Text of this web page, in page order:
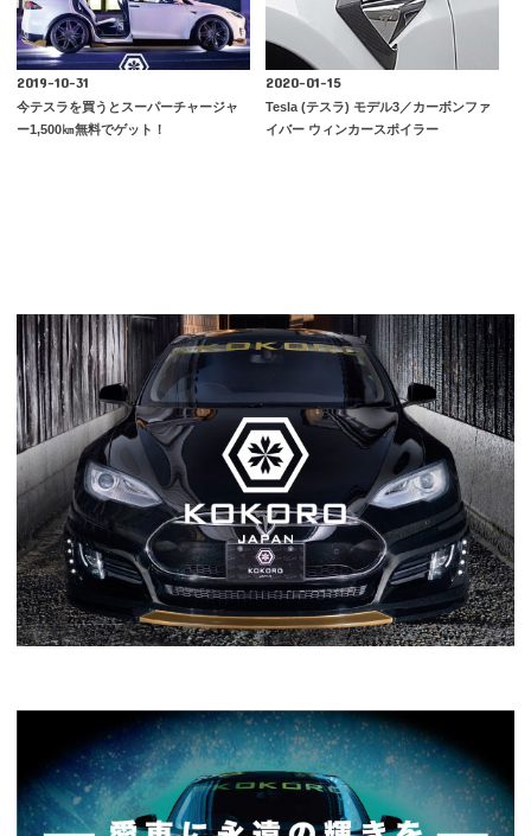
2019-10-31
今テスラを買うとスーパーチャージャ
ー1,500㎞無料でゲット！
2020-01-15
Tesla (テスラ) モデル3／カーボンファ
イバー ウィンカースポイラー